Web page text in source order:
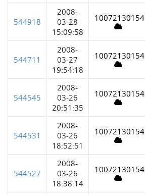
544918
2008-
03-28
15:09:58
10072130154
544711
2008-
03-27
19:54:18
10072130154
544545
2008-
03-26
20:51:35
10072130154
544531
2008-
03-26
18:52:51
10072130154
544527
2008-
03-26
18:38:14
10072130154